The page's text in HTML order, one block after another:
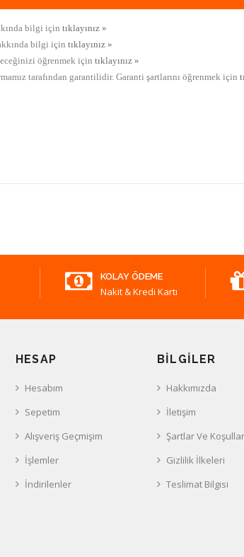
bilgi için tıklayınız »
bilgi için tıklayınız »
öğrenmek için tıklayınız »
tarafından garantilidir. Garanti şartlarını öğrenmek için
KOLAY ÖDEME
Nakit & Kredi Kartı
HESAP
Hesabım
Sepetim
Alışveriş Geçmişim
İşlemler
İndirilenler
BILGILER
Hakkımızda
İletişim
Şartlar Ve Koşullar
Gizlilik İlkeleri
Teslimat Bilgisi